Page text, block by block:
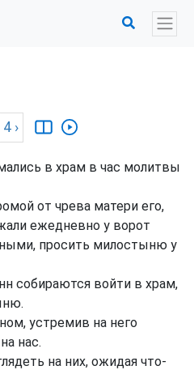
4 ›
в храм в час молитвы
от чрева матери его,
ежедневно у ворот
просить милостыню у
собираются войти в храм,
устремив на него
нас.
на них, ожидая что-